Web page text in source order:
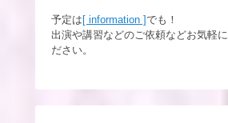
予定は [ information ]でも！
出演や講習などのご依頼などお気軽に
ださい。